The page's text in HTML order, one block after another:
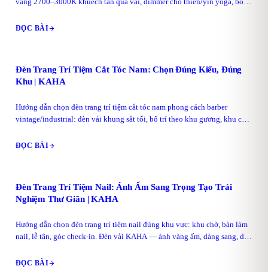
ĐỌC BÀI
Đèn Trang Trí Tiệm Cắt Tóc Nam: Chọn Đúng Kiểu, Đúng
Khu | KAHA
Hướng dẫn chọn đèn trang trí tiệm cắt tóc nam phong cách barber
vintage/industrial: đèn vải khung sắt tối, bố trí theo khu gương, khu chờ,
ĐỌC BÀI
Đèn Trang Trí Tiệm Nail: Ánh Ấm Sang Trọng Tạo Trải
Nghiệm Thư Giãn | KAHA
Hướng dẫn chọn đèn trang trí tiệm nail đúng khu vực: khu chờ, bàn làm
nail, lễ tân, góc check-in. Đèn vải KAHA — ánh vàng ấm, dáng sang, dễ
ĐỌC BÀI